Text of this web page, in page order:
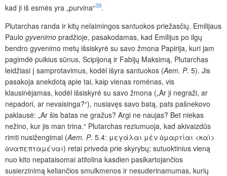
kad ji iš esmės yra „purvina“39.
Plutarchas randa ir kitų nelaimingos santuokos priežasčių. Emilijaus
Paulo gyvenimo pradžioje, pasakodamas, kad Emilijus po ilgų
bendro gyvenimo metų išsiskyrė su savo žmona Papirija, kuri jam
pagimdė puikius sūnus, Scipijoną ir Fabijų Maksimą, Plutarchas
leidžiasi į samprotavimus, kodėl išyra santuokos (Aem. P. 5). Jis
pasakoja anekdotą apie tai, kaip vienas romėnas, vis
klausinėjamas, kodėl išsiskyrė su savo žmona („Ar ji negraži, ar
nepadori, ar nevaisinga?“), nusiavęs savo batą, pats pašnekovo
paklausė: „Ar šis batas ne gražus? Argi ne naujas? Bet niekas
nežino, kur jis man trina.“ Plutarchas reziumuoja, kad akivaizdūs
rimti nusižengimai (Aem. P. 5.4: μεγάλαι μὲν ἁμαρτίαι <καὶ>
ἀναπεπταμέναι) retai priveda prie skyrybų; sutuoktinius vieną
nuo kito nepataisomai atitolina kasdien pasikartojančios
susierzinimą keliančios smulkmenos ir nesuderinamumas, kurių